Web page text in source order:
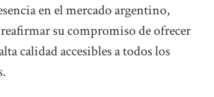
en el mercado argentino,
su compromiso de ofrecer
calidad accesibles a todos los